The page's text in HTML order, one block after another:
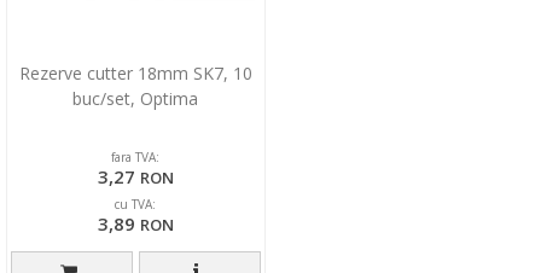
Rezerve cutter 18mm SK7, 10
buc/set, Optima
fara TVA:
3,27 RON
cu TVA:
3,89 RON